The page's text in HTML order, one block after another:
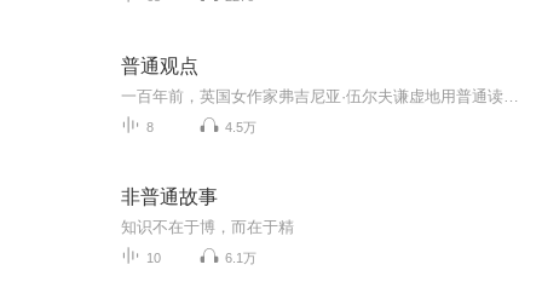
普通观点
8 4.5万
非普通故事
知识不在于博，而在于精
10 6.1万